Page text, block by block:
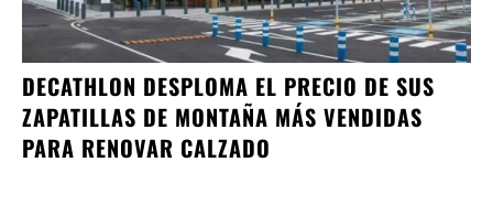
DECATHLON DESPLOMA EL PRECIO DE SUS
ZAPATILLAS DE MONTAÑA MÁS VENDIDAS
PARA RENOVAR CALZADO